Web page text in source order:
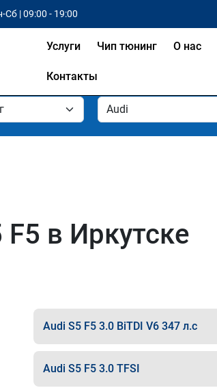
Сб | 09:00 - 19:00
Услуги Чип тюнинг О нас
Контакты
в Иркутске
Audi S5 F5 3.0 BiTDI V6 347 л.с
Audi S5 F5 3.0 TFSI